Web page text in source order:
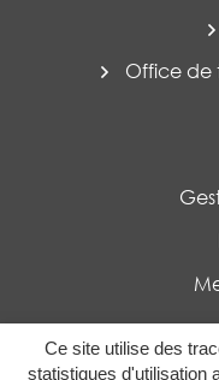
Ce site utilise des
statistiques d'utilisation
Office de